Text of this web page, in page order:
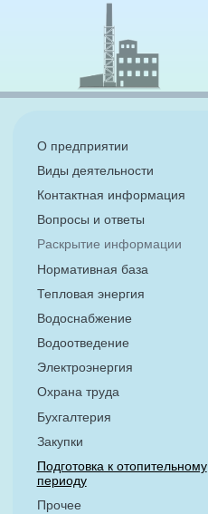
О предприятии
Виды деятельности
Контактная информация
Вопросы и ответы
Раскрытие информации
Нормативная база
Тепловая энергия
Водоснабжение
Водоотведение
Электроэнергия
Охрана труда
Бухгалтерия
Закупки
Подготовка к отопительному
периоду
Прочее